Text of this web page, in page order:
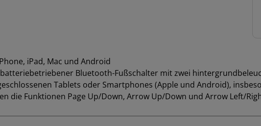
iPad, Mac und Android
Bluetooth-Fußschalter mit zwei
Tablets oder Smartphones (Apple und Android),
die Funktionen Page Up/Down, Arrow Up/Down und Arrow Left/